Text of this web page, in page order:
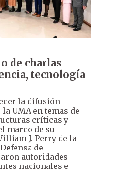
de charlas
tecnología
la difusión
UMA en temas de
críticas y
marco de su
J. Perry de la
de
autoridades
nacionales e